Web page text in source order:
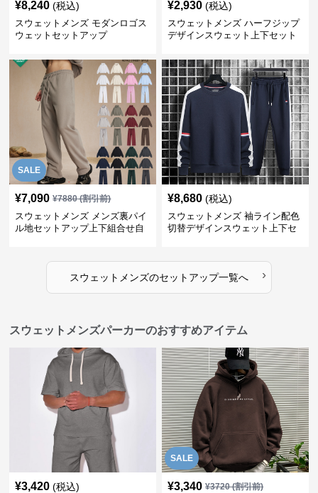
¥8,240 (税込)
スウェットメンズ モダンロゴス
ウェットセットアップ
¥2,930 (税込)
スウェットメンズ ハーフジップ
デザインスウェット上下セット
SALE
¥7,090 ¥7880(割引前)
スウェットメンズ メンズ裏パイ
ル地セットアップ上下組合せ自
¥8,680 (税込)
スウェットメンズ 袖ライン配色
切替デザインスウェット上下セ
スウェットメンズのセットアップ一覧へ ›
スウェットメンズパーカーのおすすめアイテム
¥3,420 (税込)
SALE
¥3,340 ¥3720(割引前)